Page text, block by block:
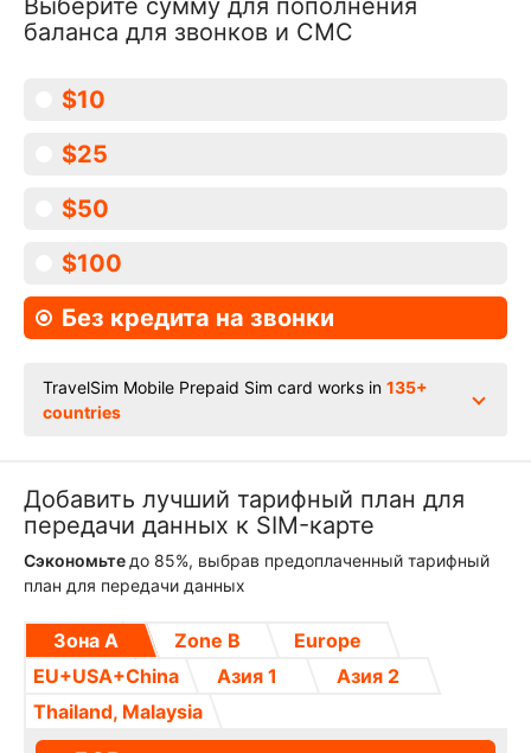
Выберите сумму для пополнения
баланса для звонков и СМС
$10
$25
$50
$100
Без кредита на звонки
TravelSim Mobile Prepaid Sim card works in 135+
countries
Добавить лучший тарифный план для
передачи данных к SIM-карте
Сэкономьте до 85%, выбрав предоплаченный тарифный
план для передачи данных
Зона А Zone B
Europe
EU+USA+China
Азия 1
Азия 2
Thailand, Malaysia